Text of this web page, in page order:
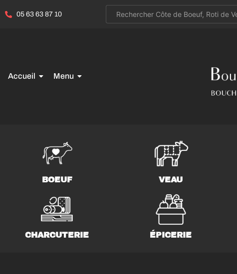
05 63 63 87 10
Accueil Menu
BOEUF VEAU
CHARCUTERIE ÉPICERIE